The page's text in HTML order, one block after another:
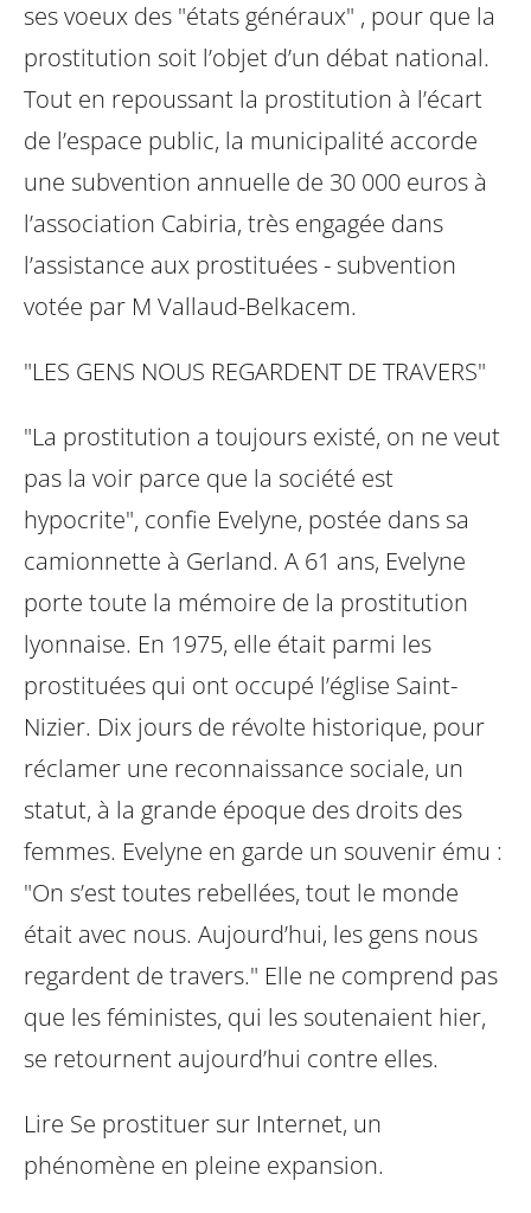
ses voeux des "états généraux" , pour que la
prostitution soit l’objet d’un débat national.
Tout en repoussant la prostitution à l’écart
de l’espace public, la municipalité accorde
une subvention annuelle de 30 000 euros à
l’association Cabiria, très engagée dans
l’assistance aux prostituées - subvention
votée par M Vallaud-Belkacem.
"LES GENS NOUS REGARDENT DE TRAVERS"
"La prostitution a toujours existé, on ne veut
pas la voir parce que la société est
hypocrite", confie Evelyne, postée dans sa
camionnette à Gerland. A 61 ans, Evelyne
porte toute la mémoire de la prostitution
lyonnaise. En 1975, elle était parmi les
prostituées qui ont occupé l’église Saint-
Nizier. Dix jours de révolte historique, pour
réclamer une reconnaissance sociale, un
statut, à la grande époque des droits des
femmes. Evelyne en garde un souvenir ému :
"On s’esttoutes rebellées, tout le monde
était avec nous. Aujourd’hui, les gens nous
regardent de travers." Elle ne comprend pas
que les féministes, qui les soutenaient hier,
se retournent aujourd’hui contre elles.
Lire Se prostituer sur Internet, un
phénomène en pleine expansion.